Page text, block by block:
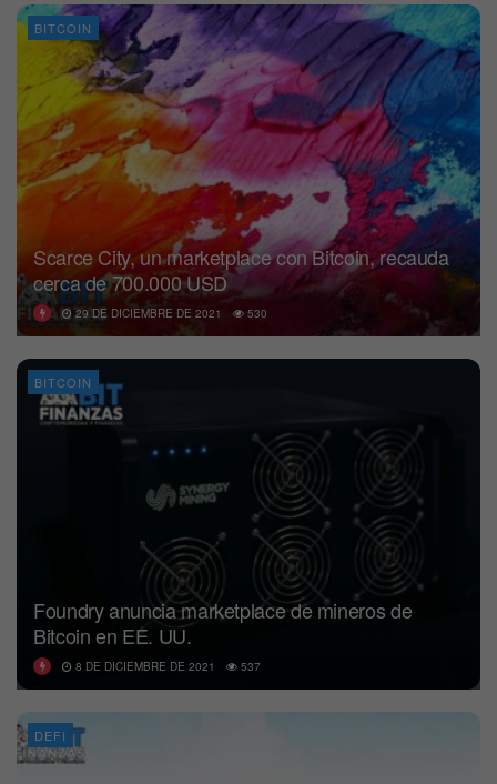
BITCOIN
Scarce City, un marketplace con Bitcoin, recauda
cerca de 700.000 USD
29 DE DICIEMBRE DE 2021 530
BITCOIN
Foundry anuncia marketplace de mineros de
Bitcoin en EE. UU.
8 DE DICIEMBRE DE 2021 537
DEFI